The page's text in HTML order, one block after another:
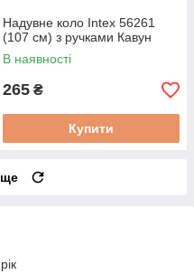
Надувне коло Intex 56261
(107 см) з ручками Кавун
В наявності
265 ₴
Купити
ще